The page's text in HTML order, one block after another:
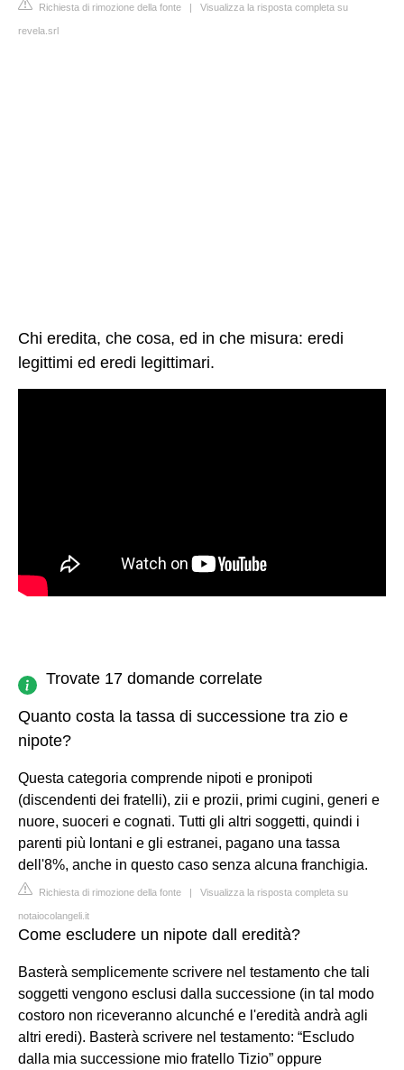
Richiesta di rimozione della fonte | Visualizza la risposta completa su
revela.srl
Chi eredita, che cosa, ed in che misura: eredi
legittimi ed eredi legittimari.
Trovate 17 domande correlate
Quanto costa la tassa di successione tra zio e
nipote?
Questa categoria comprende nipoti e pronipoti
(discendenti dei fratelli), zii e prozii, primi cugini, generi e
nuore, suoceri e cognati. Tutti gli altri soggetti, quindi i
parenti più lontani e gli estranei, pagano una tassa
dell'8%, anche in questo caso senza alcuna franchigia.
Richiesta di rimozione della fonte | Visualizza la risposta completa su
notaiocolangeli.it
Come escludere un nipote dall eredità?
Basterà semplicemente scrivere nel testamento che tali
soggetti vengono esclusi dalla successione (in tal modo
costoro non riceveranno alcunché e l'eredità andrà agli
altri eredi). Basterà scrivere nel testamento: “Escludo
dalla mia successione mio fratello Tizio” oppure